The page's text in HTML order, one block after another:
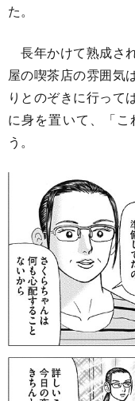
た。
長年かけて熟成さ
屋の喫茶店の雰囲気
りとのぞきに行って
に身を置いて、「
う。